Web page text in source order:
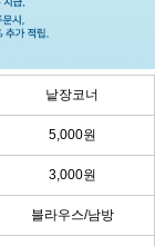
낱장코너
5,000원
3,000원
블라우스/남방